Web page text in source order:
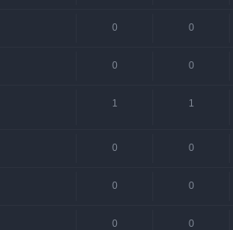
0 0
0 0
1 1
0 0
0 0
0 0